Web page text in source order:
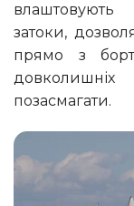
влаштовують
затоки,
прямо з
позасмагати.